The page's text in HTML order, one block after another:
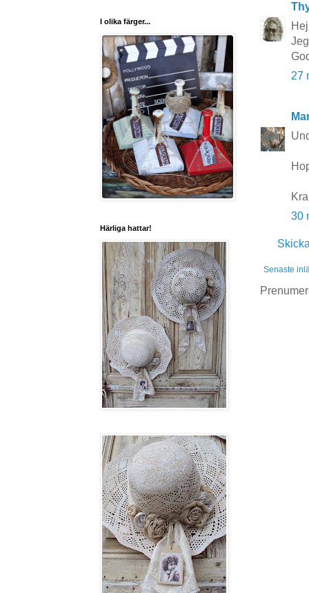
27
30
Senaste
I olika färger...
Härliga hattar!